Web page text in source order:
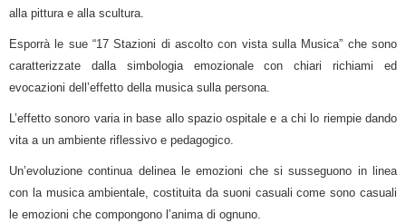
alla pittura e alla scultura.
Esporrà le sue “17 Stazioni di ascolto con vista sulla Musica” che sono
caratterizzate dalla simbologia emozionale con chiari richiami ed
evocazioni dell’effetto della musica sulla persona.
L’effetto sonoro varia in base allo spazio ospitale e a chi lo riempie dando
vita a un ambiente riflessivo e pedagogico.
Un’evoluzione continua delinea le emozioni che si susseguono in linea
con la musica ambientale, costituita da suoni casuali come sono casuali
le emozioni che compongono l’anima di ognuno.